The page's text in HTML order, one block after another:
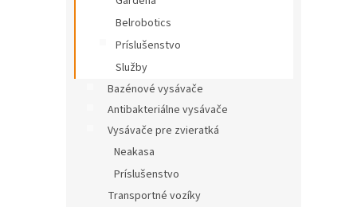
Belrobotics
Príslušenstvo
Služby
Bazénové vysávače
Antibakteriálne vysávače
Vysávače pre zvieratká
Neakasa
Príslušenstvo
Transportné vozíky